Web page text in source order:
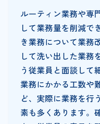
ルーティン業務や専
して業務量を削減で
き業務について業務
して洗い出した業務
う従業員と面談して
業務にかかる工数や
ど、実際に業務を行
素も多くあります。